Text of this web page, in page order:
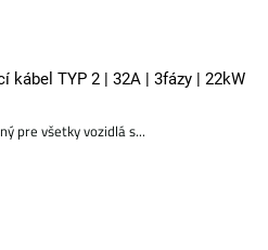
kábel TYP 2 | 32A | 3fázy | 22kW
pre všetky vozidlá s...